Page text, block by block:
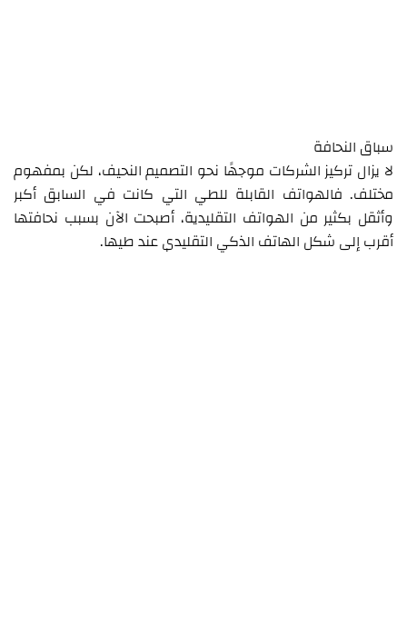
سباق النحافة
لا يزال تركيز الشركات موجهًا نحو التصميم النحيف، لكن بمفهوم
مختلف. فالهواتف القابلة للطي التي كانت في السابق أكبر
وأثقل بكثير من الهواتف التقليدية، أصبحت الآن بسبب نحافتها
أقرب إلى شكل الهاتف الذكي التقليدي عند طيها.